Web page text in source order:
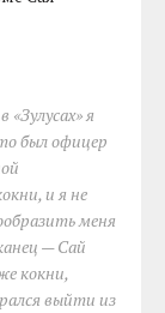
я
был офицер
и я не
меня
— Сай
кокни,
выйти из